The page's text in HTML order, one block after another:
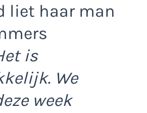
liet haar man
is
We
week